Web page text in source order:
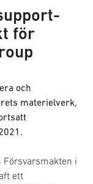
för
och
materielverk,
Försvarsmakten i
ett